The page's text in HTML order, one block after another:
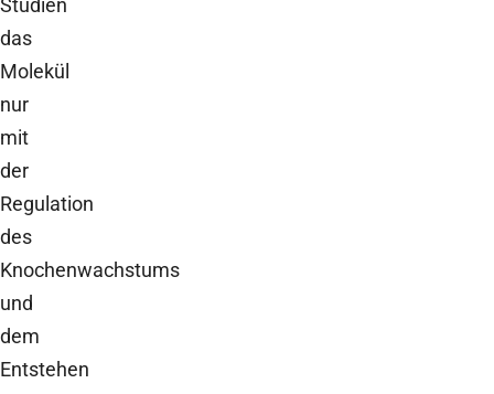
das
Molekül
nur
mit
der
Regulation
des
Knochenwachstums
und
dem
Entstehen